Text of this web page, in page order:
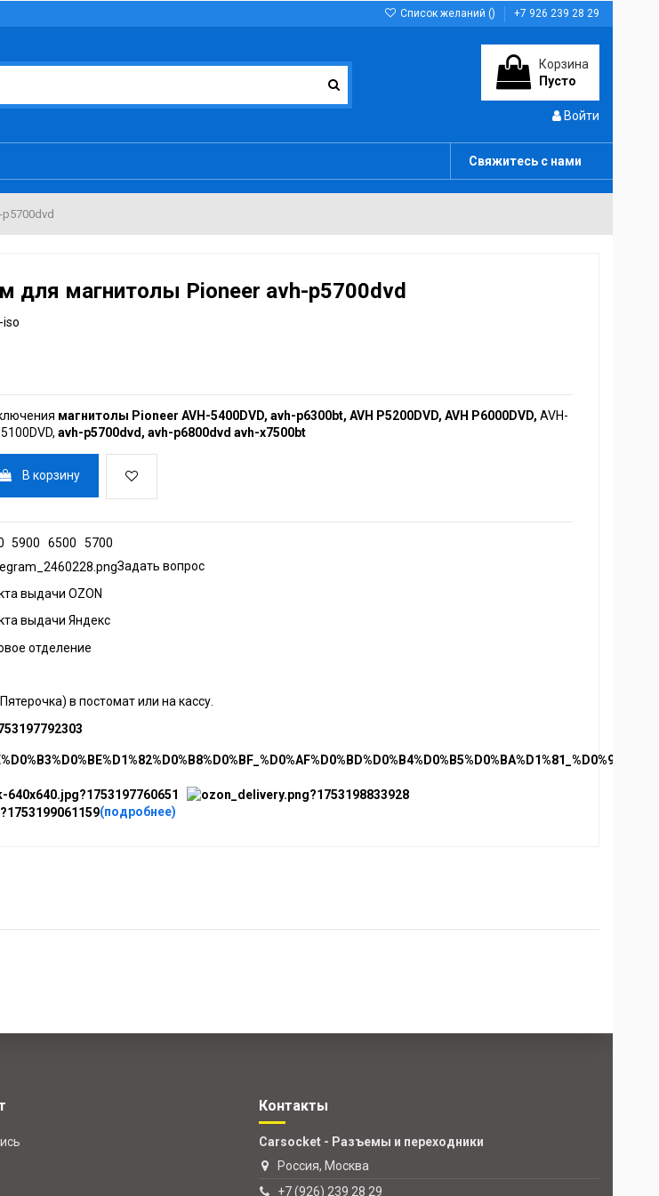
Список желаний () +7 926 239 28 29
Корзина
Пусто
Войти
Свяжитесь с нами
для магнитолы Pioneer avh-p5700dvd
магнитолы Pioneer AVH-5400DVD, avh-p6300bt, AVH P5200DVD, AVH P6000DVD,AVH-
avh-p5700dvd,avh-p6800dvd avh-x7500bt
В корзину
5900 6500
5700
Задать вопрос
выдачи OZON
выдачи Яндекс
отделение
в постомат или на кассу.
(подробнее)
Контакты
Carsocket - Разъемы и переходники
Россия, Москва
+7 (926) 239 28 29